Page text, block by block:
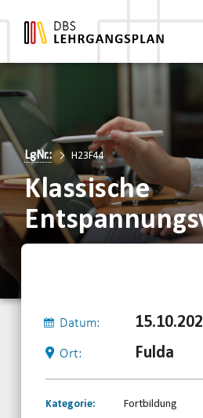
LgNr.: H23F44
Klassische
Datum:
Ort: Fulda
Kategorie:
Fortbildung